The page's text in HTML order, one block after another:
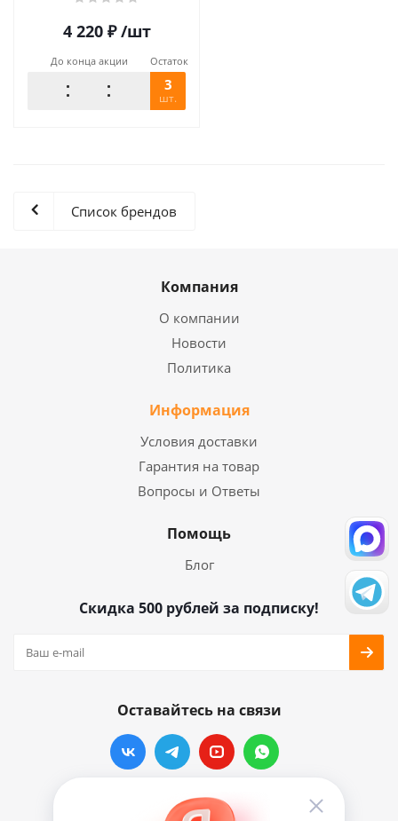
4 220₽ /шт
До конца акции Остаток
3
шт.
Список брендов
Компания
О компании
Новости
Политика
Информация
Условия доставки
Гарантия на товар
Вопросы и Ответы
Помощь
Блог
Скидка 500 рублей за подписку!
Оставайтесь на связи
Наши контакты